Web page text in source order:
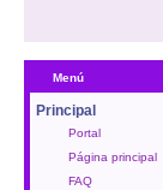
Menú
Principal
Portal
Página principal
FAQ